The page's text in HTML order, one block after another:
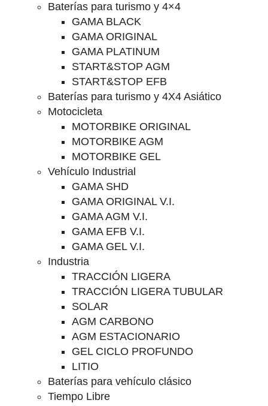
Baterías para turismo y 4×4
GAMA BLACK
GAMA ORIGINAL
GAMA PLATINUM
START&STOP AGM
START&STOP EFB
Baterías para turismo y 4X4 Asiático
Motocicleta
MOTORBIKE ORIGINAL
MOTORBIKE AGM
MOTORBIKE GEL
Vehículo Industrial
GAMA SHD
GAMA ORIGINAL V.I.
GAMA AGM V.I.
GAMA EFB V.I.
GAMA GEL V.I.
Industria
TRACCIÓN LIGERA
TRACCIÓN LIGERA TUBULAR
SOLAR
AGM CARBONO
AGM ESTACIONARIO
GEL CICLO PROFUNDO
LITIO
Baterías para vehículo clásico
Tiempo Libre